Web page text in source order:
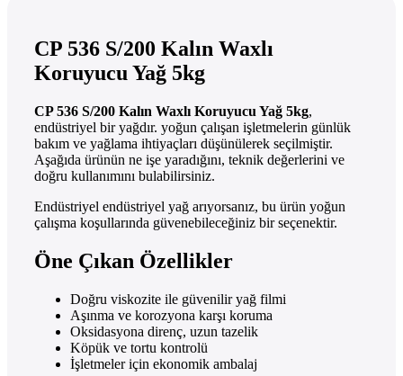
CP 536 S/200 Kalın Waxlı
Koruyucu Yağ 5kg
CP 536 S/200 Kalın Waxlı Koruyucu Yağ 5kg,
endüstriyel bir yağdır. yoğun çalışan işletmelerin günlük
bakım ve yağlama ihtiyaçları düşünülerek seçilmiştir.
Aşağıda ürünün ne işe yaradığını, teknik değerlerini ve
doğru kullanımını bulabilirsiniz.
Endüstriyel endüstriyel yağ arıyorsanız, bu ürün yoğun
çalışma koşullarında güvenebileceğiniz bir seçenektir.
Öne Çıkan Özellikler
Doğru viskozite ile güvenilir yağ filmi
Aşınma ve korozyona karşı koruma
Oksidasyona direnç, uzun tazelik
Köpük ve tortu kontrolü
İşletmeler için ekonomik ambalaj